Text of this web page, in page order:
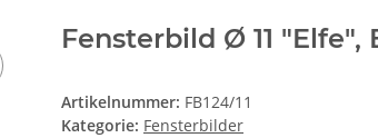
Fensterbild Ø 11
Artikelnummer: FB124/11
Kategorie: Fensterbilder